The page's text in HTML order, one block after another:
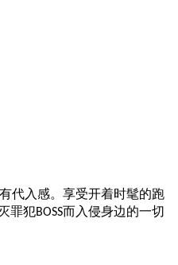
代入感。享受开着时髦的跑
罪犯BOSS而入侵身边的一切